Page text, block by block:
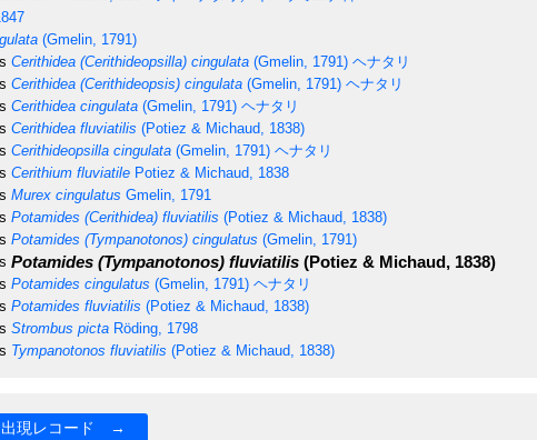
(Gmelin, 1791)
Cerithidea (Cerithideopsilla) cingulata (Gmelin, 1791) ヘナタリ
Cerithidea (Cerithideopsis) cingulata (Gmelin, 1791) ヘナタリ
Cerithidea cingulata (Gmelin, 1791) ヘナタリ
Cerithidea fluviatilis (Potiez & Michaud, 1838)
Cerithideopsilla cingulata (Gmelin, 1791) ヘナタリ
Cerithium fluviatile Potiez & Michaud, 1838
Murex cingulatus Gmelin, 1791
Potamides (Cerithidea) fluviatilis (Potiez & Michaud, 1838)
Potamides (Tympanotonos) cingulatus (Gmelin, 1791)
Potamides (Tympanotonos) fluviatilis (Potiez & Michaud, 1838)
Potamides cingulatus (Gmelin, 1791) ヘナタリ
Potamides fluviatilis (Potiez & Michaud, 1838)
Strombus picta Röding, 1798
Tympanotonos fluviatilis (Potiez & Michaud, 1838)
出現レコード →